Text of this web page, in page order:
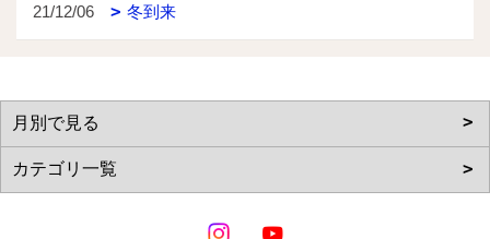
21/12/06 冬到来